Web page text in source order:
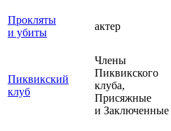
Прокляты
и убиты
актер
Пиквикский
клуб
Члены
Пиквикского
клуба,
Присяжные
и Заключенные